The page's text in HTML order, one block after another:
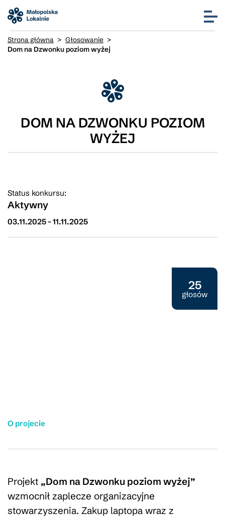
Strona główna > Głosowanie >
Dom na Dzwonku poziom wyżej
DOM NA DZWONKU POZIOM
WYŻEJ
Status konkursu:
Aktywny
03.11.2025 -11.11.2025
25
głosów
O projecie
Projekt „Dom na Dzwonku poziom wyżej”
wzmocnił zaplecze organizacyjne
stowarzyszenia. Zakup laptopa wraz z